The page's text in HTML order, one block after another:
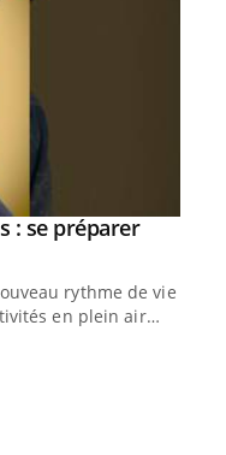
: se préparer
rythme de vie !
en plein air…